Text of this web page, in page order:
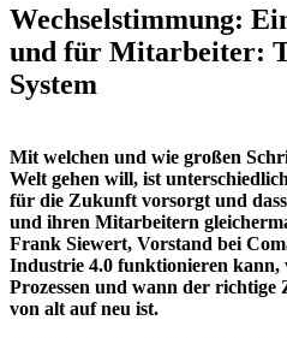
Wechselstimmung:
und für Mitarbeiter:
System
Mit welchen und wie großen
Welt gehen will, ist
für die Zukunft vorsorgt und
und ihren Mitarbeitern
Frank Siewert, Vorstand bei
Industrie 4.0 funktionieren kann,
Prozessen und wann der
von alt auf neu ist.